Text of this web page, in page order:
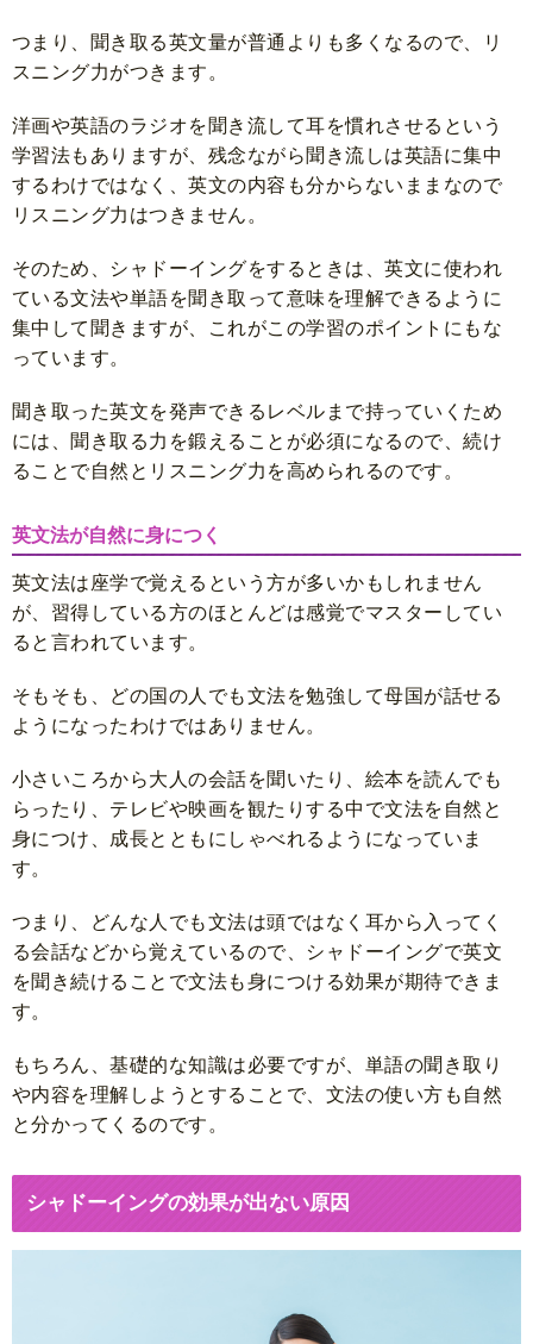
つまり、聞き取る英文量が普通よりも多くなるので、リ
スニング力がつきます。
洋画や英語のラジオを聞き流して耳を慣れさせるという
学習法もありますが、残念ながら聞き流しは英語に集中
するわけではなく、英文の内容も分からないままなので
リスニング力はつきません。
そのため、シャドーイングをするときは、英文に使われ
ている文法や単語を聞き取って意味を理解できるように
集中して聞きますが、これがこの学習のポイントにもな
っています。
聞き取った英文を発声できるレベルまで持っていくため
には、聞き取る力を鍛えることが必須になるので、続け
ることで自然とリスニング力を高められるのです。
英文法が自然に身につく
英文法は座学で覚えるという方が多いかもしれません
が、習得している方のほとんどは感覚でマスターしてい
ると言われています。
そもそも、どの国の人でも文法を勉強して母国が話せる
ようになったわけではありません。
小さいころから大人の会話を聞いたり、絵本を読んでも
らったり、テレビや映画を観たりする中で文法を自然と
身につけ、成長とともにしゃべれるようになっていま
す。
つまり、どんな人でも文法は頭ではなく耳から入ってく
る会話などから覚えているので、シャドーイングで英文
を聞き続けることで文法も身につける効果が期待できま
す。
もちろん、基礎的な知識は必要ですが、単語の聞き取り
や内容を理解しようとすることで、文法の使い方も自然
と分かってくるのです。
シャドーイングの効果が出ない原因